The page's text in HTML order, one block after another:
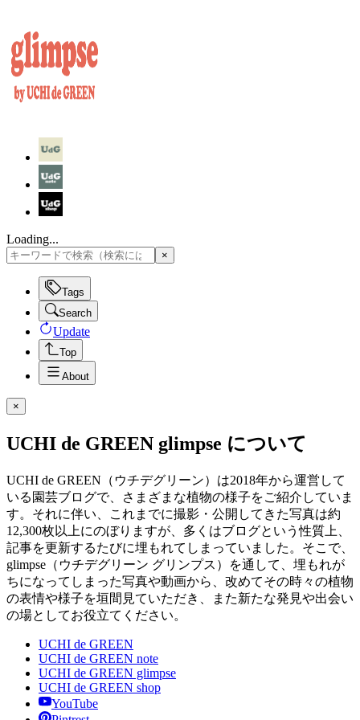
Loading...
×
Tags
Search
Update
Top
About
×
UCHI de GREEN glimpse について
UCHI de GREEN（ウチデグリーン）は2018年から運営して
いる園芸ブログで、さまざまな植物の様子をご紹介していま
す。それに伴い、これまでに撮影・公開してきた写真は約
12,300枚以上にのぼりますが、多くはブログという性質上、
記事を更新するたびに埋もれてしまっていました。そこで、
glimpse（ウチデグリーン グリンプス）を通して、埋もれが
ちになってしまった写真や動画から、改めてその時々の植物
の表情や様子を垣間見ていただき、また新たな発見や出会い
の場としてお役立てください。
UCHI de GREEN
UCHI de GREEN note
UCHI de GREEN glimpse
UCHI de GREEN shop
YouTube